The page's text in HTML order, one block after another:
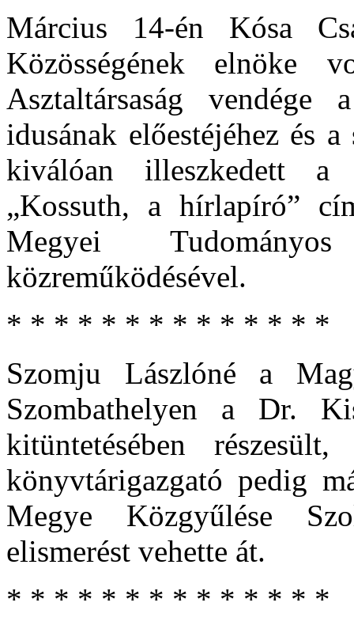
Március 14-én Kósa
Közösségének elnöke
Asztaltársaság
idusának előestéjéhez és
kiválóan illeszkedett a
„Kossuth, a hírlapíró”
Megyei
közreműködésével.
* * * * * * * * * * * * * *
Szomju Lászlóné a
Szombathelyen a Dr.
kitüntetésében
könyvtárigazgató pedig
Megye Közgyűlése
elismerést vehette át.
* * * * * * * * * * * * * *